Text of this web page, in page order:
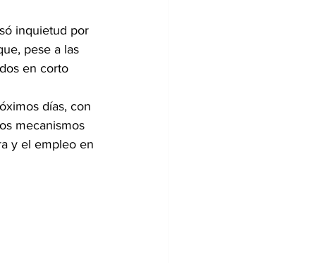
inquietud por
pese a las
en corto
días, con
mecanismos
y el empleo en